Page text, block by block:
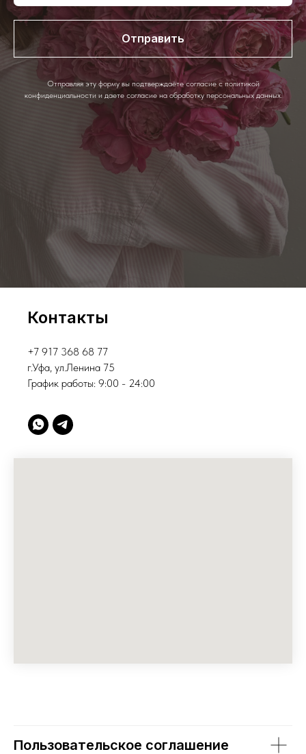
Отправить
Отправляя эту форму вы подтверждаете согласие с политикой
конфиденциальности и даете согласие на обработку персональных данных.
Контакты
+7 917 368 68 77
г.Уфа, ул.Ленина 75
График работы: 9:00 - 24:00
Пользовательское соглашение